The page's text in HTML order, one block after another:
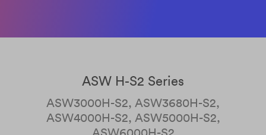
ASW H-S2 Series
ASW3000H-S2, ASW3680H-S2,
ASW4000H-S2, ASW5000H-S2,